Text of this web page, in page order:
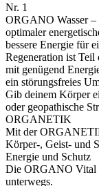
Nr. 1
ORGANO Wasser –
optimaler
bessere Energie für
Regeneration ist
mit genügend
ein störungsfreies
Gib deinem Körper
oder geopathische
ORGANETIK
Mit der
Körper-, Geist- und
Energie und Schutz
Die ORGANO Vital
unterwegs.